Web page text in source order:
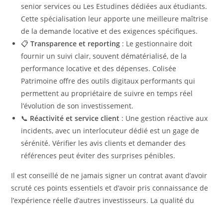
senior services ou Les Estudines dédiées aux étudiants.
Cette spécialisation leur apporte une meilleure maîtrise
de la demande locative et des exigences spécifiques.
📋Transparence et reporting : Le gestionnaire doit
fournir un suivi clair, souvent dématérialisé, de la
performance locative et des dépenses. Colisée
Patrimoine offre des outils digitaux performants qui
permettent au propriétaire de suivre en temps réel
l’évolution de son investissement.
📞 Réactivité et service client : Une gestion réactive aux
incidents, avec un interlocuteur dédié est un gage de
sérénité. Vérifier les avis clients et demander des
références peut éviter des surprises pénibles.
Il est conseillé de ne jamais signer un contrat avant d’avoir
scruté ces points essentiels et d’avoir pris connaissance de
l’expérience réelle d’autres investisseurs. La qualité du